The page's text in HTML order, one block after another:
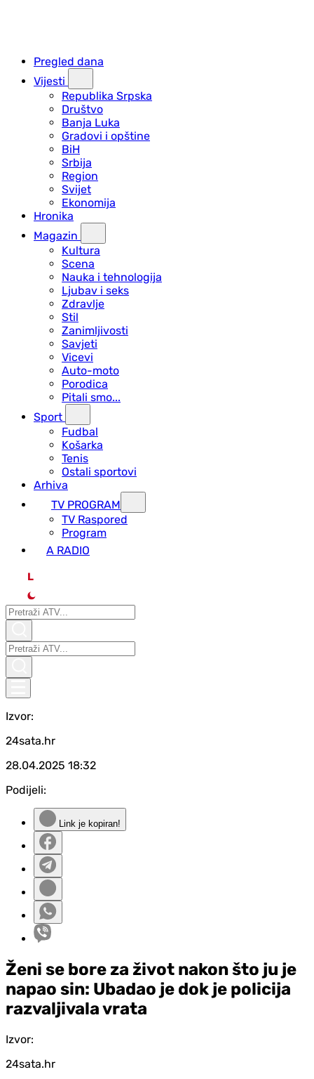
Pregled dana
Vijesti
Republika Srpska
Društvo
Banja Luka
Gradovi i opštine
BiH
Srbija
Region
Svijet
Ekonomija
Hronika
Magazin
Kultura
Scena
Nauka i tehnologija
Ljubav i seks
Zdravlje
Stil
Zanimljivosti
Savjeti
Vicevi
Auto-moto
Porodica
Pitali smo...
Sport
Fudbal
Košarka
Tenis
Ostali sportovi
Arhiva
TV PROGRAM
ТV Raspored
Program
A RADIO
L
Izvor:
24sata.hr
28.04.2025 18:32
Podijeli:
Link je kopiran!
Ženi se bore za život nakon što ju je
napao sin: Ubadao je dok je policija
razvaljivala vrata
Izvor:
24sata.hr